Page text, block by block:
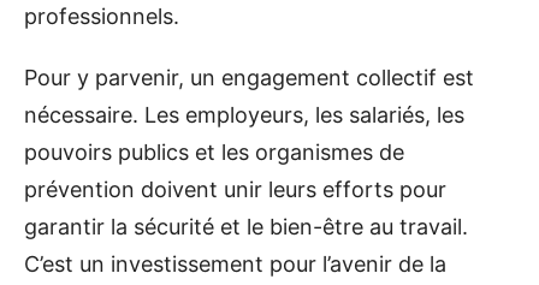
professionnels.
Pour y parvenir, un engagement collectif est
nécessaire. Les employeurs, les salariés, les
pouvoirs publics et les organismes de
prévention doivent unir leurs efforts pour
garantir la sécurité et le bien-être au travail.
C’est un investissement pour l’avenir de la